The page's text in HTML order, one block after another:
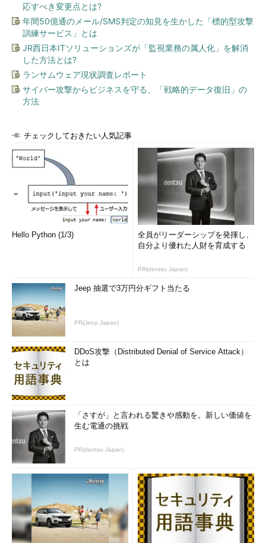
応すべき変更点とは?
年間50億通のメール/SMS判定の知見を生かした「標的型攻撃
訓練サービス」とは
JR西日本ITソリューションズが「監視業務の属人化」を解消
した方法とは?
ランサムウェア現状調査レポート
サイバー攻撃からビジネスを守る、「戦略的データ復旧」の
方法
チェックしておきたい人気記事
Hello Python (1/3)
全員がリーダーシップを発揮し、
自分より優れた人財を育成する
PR(dentsu Japan)
Jeep 抽選で3万円分ギフト当たる
PR(Jeep Japan)
DDoS攻撃（Distributed Denial of Service Attack）
とは
「さすが」と言われる驚きや感動を。新しい価値を
生む電通の挑戦
PR(dentsu Japan)